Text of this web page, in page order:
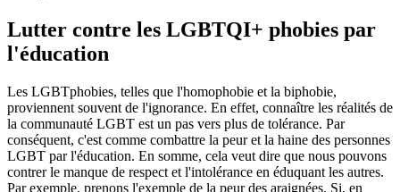
Lutter contre les LGBTQI+ phobies par
l'éducation
Les LGBTphobies, telles que l'homophobie et la biphobie,
proviennent souvent de l'ignorance. En effet, connaître les réalités de
la communauté LGBT est un pas vers plus de tolérance. Par
conséquent, c'est comme combattre la peur et la haine des personnes
LGBT par l'éducation. En somme, cela veut dire que nous pouvons
contrer le manque de respect et l'intolérance en éduquant les autres.
Par exemple, prenons l'exemple de la peur des araignées. Si, en